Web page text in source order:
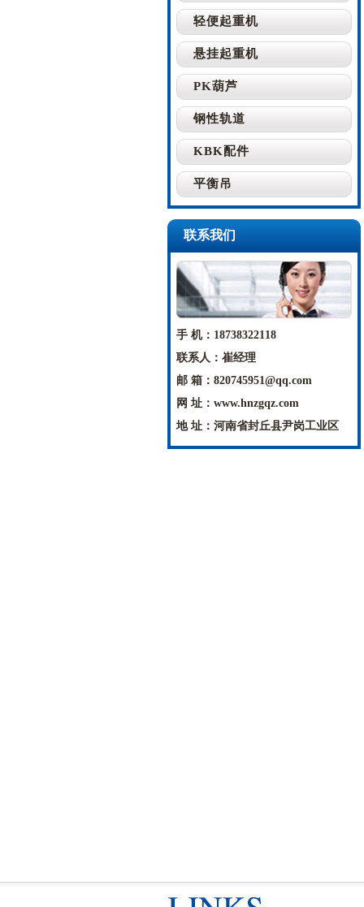
轻便起重机
悬挂起重机
PK葫芦
钢性轨道
KBK配件
平衡吊
联系我们
手 机：18738322118
联系人：崔经理
邮 箱：820745951@qq.com
网 址：www.hnzgqz.com
地 址：河南省封丘县尹岗工业区